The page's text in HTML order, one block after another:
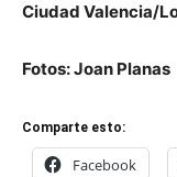
Ciudad Valencia/
Fotos: Joan Planas
Comparte esto:
Facebook